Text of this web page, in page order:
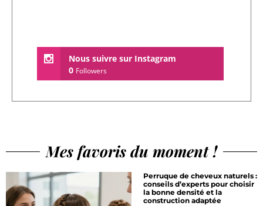
Nous suivre sur Instagram
0 Followers
Mes favoris du moment !
Perruque de cheveux naturels :
conseils d’experts pour choisir
la bonne densité et la
construction adaptée